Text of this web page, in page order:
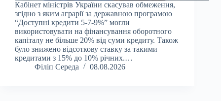
Кабінет міністрів України скасував обмеження,
згідно з яким аграрії за державною програмою
“Доступні кредити 5-7-9%” могли
використовувати на фінансування оборотного
капіталу не більше 20% від суми кредиту. Також
було знижено відсоткову ставку за такими
кредитами з 15% до 10% річних.…
Філіп Середа
08.08.2026